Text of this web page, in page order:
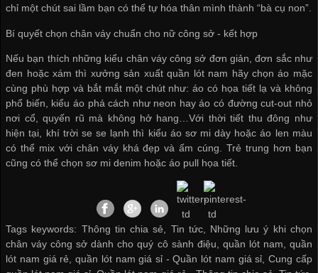
chỉ một chút sai lầm bạn có thể tự hóa thân mình thành “bà cụ non”.
Bí quyết chọn chân váy chuẩn cho nữ công sở - kết hợp
Nếu bạn thích những kiểu chân váy công sở đơn giản, đơn sắc như
đen hoặc xám thì xưởng sản xuất quần lót nam hãy chọn áo mặc
cùng phù hợp và bắt mắt một chút như: áo có họa tiết lạ và không
phổ biến, kiểu áo phá cách như neon hay áo có đường cut-out nhỏ
nơi cổ, quyến rũ mà không hở hang…Với thời tiết thu đông như
hiện tại, khí trời se se lạnh thì kiểu áo sơ mi dày hoặc áo len màu
có thể mix với chân váy khá đẹp và ấm cúng. Trẻ trung hơn bạn
cũng có thể chọn sơ mi denim hoặc áo pull họa tiết.
Tags keywords: Thông tin chia sẻ, Tin tức, Những lưu ý khi chọn
chân váy công sở dành cho quý cô sành điệu, quần lót nam, quần
lót nam giá rẻ, quần lót nam giá sỉ -Quần lót nam giá sỉ,Cung cấp